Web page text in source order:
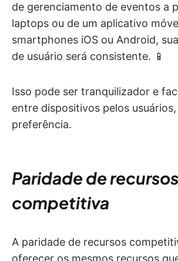
de gerenciamento de eventos a
laptops ou de um aplicativo
smartphones iOS ou Android,
de usuário será consistente. 📱
Isso pode ser tranquilizador e
entre dispositivos pelos
preferência.
Paridade de recursos
competitiva
A paridade de recursos
oferecer os mesmos recursos